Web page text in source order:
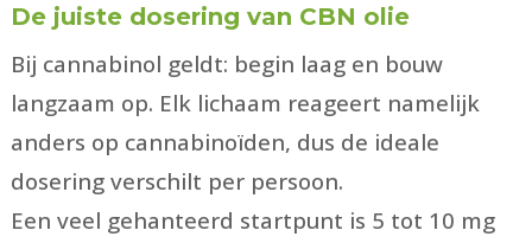
De juiste dosering van CBN olie
Bij cannabinol geldt: begin laag en bouw
langzaam op. Elk lichaam reageert namelijk
anders op cannabinoïden, dus de ideale
dosering verschilt per persoon.
Een veel gehanteerd startpunt is 5 tot 10 mg